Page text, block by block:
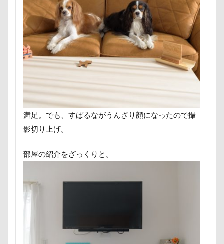
満足。でも、すばるながうんざり顔になったので撮
影切り上げ。
部屋の紹介をざっくりと。
ベランダ菜園
ベランダ
ベストショット
ヘンリーくん
ヘソ天
プーラニアン
ブレーメン
プレゼント
プレサーモC-25
プレアデス星団
プルバックハトカー
プリシアちゃん
プライスレス
ププくん
プイネちゃん
ブロンズ像
マリンくん
マリーちゃん
ワンコクッキー
ルークくん
ルビーちゃん
レオくん
レインドッグス
レオナルドくん